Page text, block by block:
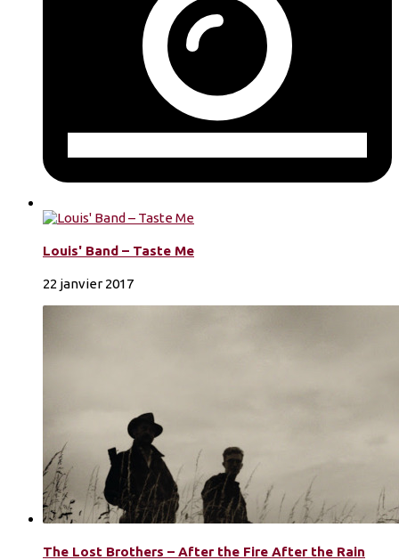
Louis' Band – Taste Me
22 janvier 2017
The Lost Brothers – After the Fire After the Rain